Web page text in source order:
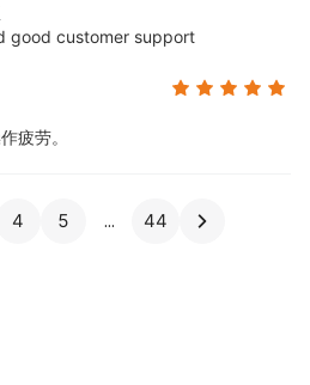
good customer support
疲劳。
4 5 44